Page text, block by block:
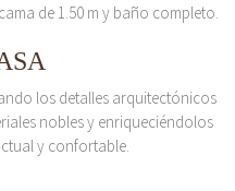
de 1.50 m y baño completo.
los detalles arquitectónicos
nobles y enriqueciéndolos
y confortable.